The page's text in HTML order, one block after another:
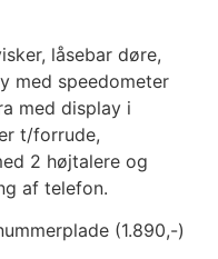
låsebar døre,
med speedometer
med display i
t/forrude,
2 højtalere og
af telefon.
(1.890,-)